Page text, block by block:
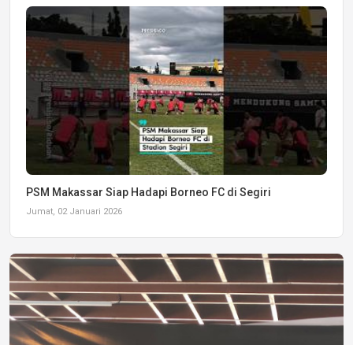
PSM Makassar Siap Hadapi Borneo FC di Segiri
Jumat, 02 Januari 2026